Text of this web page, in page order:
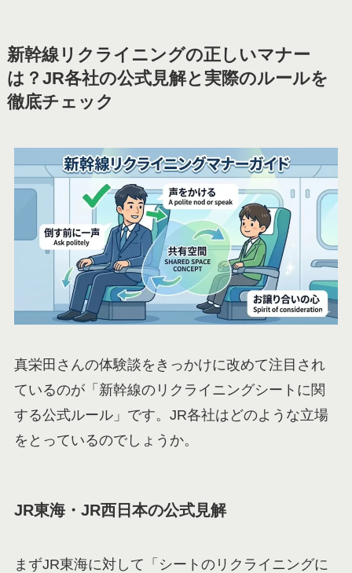
新幹線リクライニングの正しいマナー
は？JR各社の公式見解と実際のルールを
徹底チェック
真栄田さんの体験談をきっかけに改めて注目され
ているのが「新幹線のリクライニングシートに関
する公式ルール」です。JR各社はどのような立場
をとっているのでしょうか。
JR東海・JR西日本の公式見解
まずJR東海に対して「シートのリクライニングに